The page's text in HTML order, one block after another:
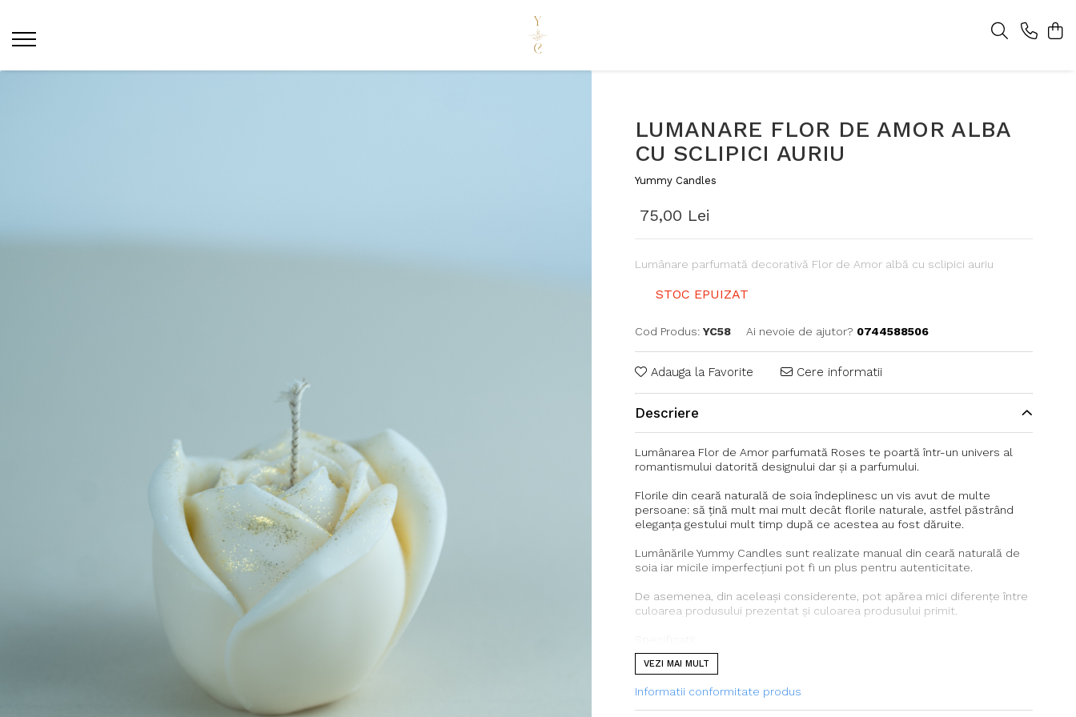
LUMANARE FLOR DE AMOR ALBA
CU SCLIPICI AURIU
Yummy Candles
75,00 Lei
Lumânare parfumată decorativă Flor de Amor albă cu sclipici auriu
STOC EPUIZAT
Cod Produs: YC58 Ai nevoie de ajutor? 0744588506
Adauga la Favorite Cere informatii
Descriere
Lumânarea Flor de Amor parfumată Roses te poartă într-un univers al
romantismului datorită designului dar și a parfumului.
Florile din ceară naturală de soia îndeplinesc un vis avut de multe
persoane: să țină mult mai mult decât florile naturale, astfel păstrând
eleganța gestului mult timp după ce acestea au fost dăruite.
Lumânările Yummy Candles sunt realizate manual din ceară naturală de
soia iar micile imperfecțiuni pot fi un plus pentru autenticitate.
De asemenea, din aceleași considerente, pot apărea mici diferențe între
culoarea produsului prezentat și culoarea produsului primit.
Dimensiune: 8.5*7.5*8.5 (l*i*h)
Greutate: 219 g
toxici)
Culoare: alb cu sclipici auriu
VEZI MAI MULT
Informatii conformitate produs